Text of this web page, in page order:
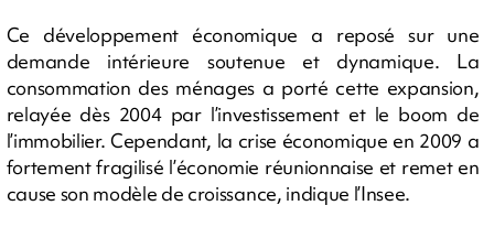
Ce développement économique a reposé sur une
demande intérieure soutenue et dynamique. La
consommation des ménages a porté cette expansion,
relayée dès 2004 par l’investissement et le boom de
l’immobilier. Cependant, la crise économique en 2009 a
fortement fragilisé l’économie réunionnaise et remet en
cause son modèle de croissance, indique l’Insee.